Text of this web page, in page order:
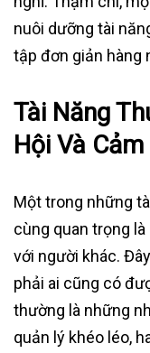
nuôi dưỡng tài
tập đơn giản hàng
Tài Năng
Hội Và
Một trong những
cùng quan trọng
với người khác.
phải ai cũng có
thường là những
quản lý khéo léo,